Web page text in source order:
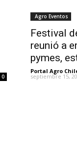
0
Agro Eventos
Festival
reunió a
pymes,
Portal Agro
septiembre 15,